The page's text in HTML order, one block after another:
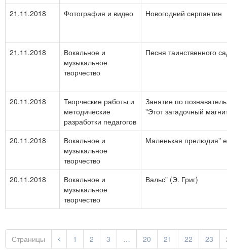
21.11.2018 Фотография и видео Новогодний серпантин
21.11.2018
Вокальное и
музыкальное
творчество
Песня таинственного
20.11.2018
Творческие работы и
методические
разработки педагогов
Занятие по
"Этот загадочный
20.11.2018
Вокальное и
музыкальное
творчество
Маленькая прелюдия"
20.11.2018
Вокальное и
музыкальное
творчество
Вальс" (Э. Григ)
Страницы 1 2 3 … 20 21 22 23